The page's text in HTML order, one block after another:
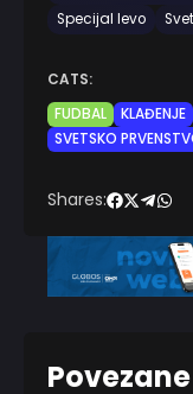
Specijal levo
CATS:
FUDBAL
KLAĐENJE
SVETSKO
Shares: